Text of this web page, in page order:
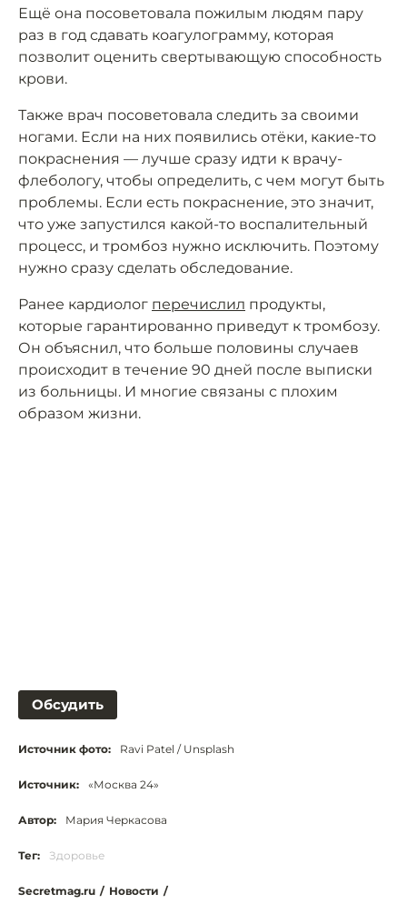
Ещё она посоветовала пожилым людям пару
раз в год сдавать коагулограмму, которая
позволит оценить свертывающую способность
крови.
Также врач посоветовала следить за своими
ногами. Если на них появились отёки, какие-то
покраснения — лучше сразу идти к врачу-
флебологу, чтобы определить, с чем могут быть
проблемы. Если есть покраснение, это значит,
что уже запустился какой-то воспалительный
процесс, и тромбоз нужно исключить. Поэтому
нужно сразу сделать обследование.
Ранее кардиолог перечислил продукты,
которые гарантированно приведут к тромбозу.
Он объяснил, что больше половины случаев
происходит в течение 90 дней после выписки
из больницы. И многие связаны с плохим
образом жизни.
Обсудить
Источник фото: Ravi Patel / Unsplash
Источник: «Москва 24»
Автор: Мария Черкасова
Тег: Здоровье
Secretmag.ru / Новости /